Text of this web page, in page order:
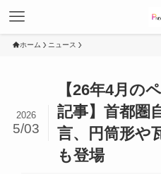
ホーム ニュース
【26年4月の
記事】首都圏
言、円筒形や
も登場
2026
5/03